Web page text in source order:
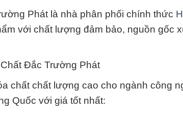
Phát là nhà phân phối chính thức
với chất lượng đảm bảo, nguồn gốc
Đắc Trường Phát
chất chất lượng cao cho ngành công
Quốc với giá tốt nhất: